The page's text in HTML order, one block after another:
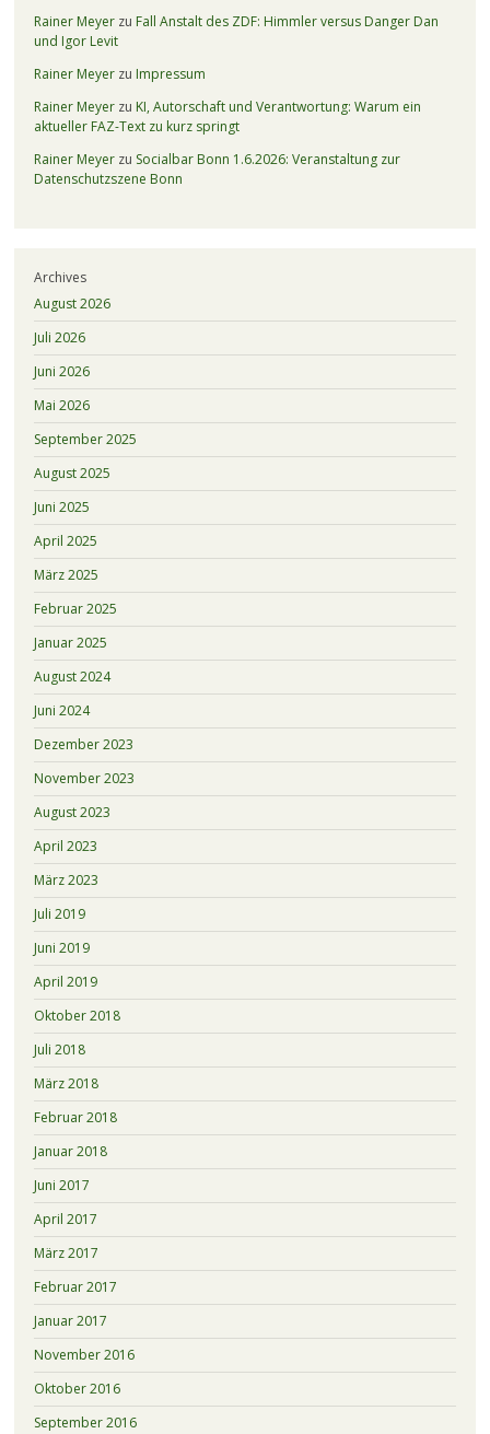
Rainer Meyerzu Fall Anstalt des ZDF: Himmler versus Danger Dan
und Igor Levit
Rainer Meyerzu Impressum
Rainer Meyerzu KI, Autorschaft und Verantwortung: Warum ein
aktueller FAZ-Text zu kurz springt
Rainer Meyerzu Socialbar Bonn 1.6.2026: Veranstaltung zur
Datenschutzszene Bonn
Archives
August 2026
Juli 2026
Juni 2026
Mai 2026
September 2025
August 2025
Juni 2025
April 2025
März 2025
Februar 2025
Januar 2025
August 2024
Juni 2024
Dezember 2023
November 2023
August 2023
April 2023
März 2023
Juli 2019
Juni 2019
April 2019
Oktober 2018
Juli 2018
März 2018
Februar 2018
Januar 2018
Juni 2017
April 2017
März 2017
Februar 2017
Januar 2017
November 2016
Oktober 2016
September 2016